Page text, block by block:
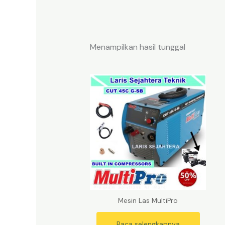
Menampilkan hasil tunggal
Mesin Las MultiPro